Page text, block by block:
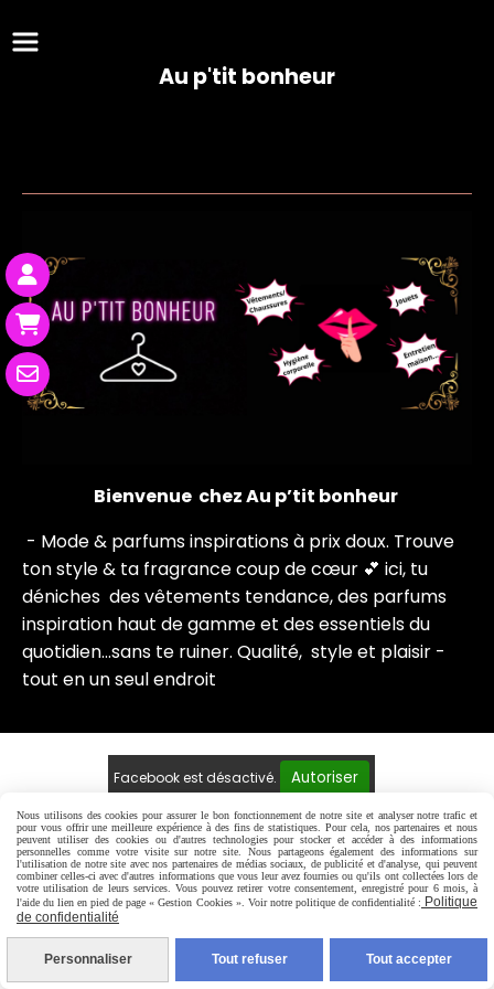
Au p'tit bonheur
Bienvenue chez Au p’tit bonheur
- Mode & parfums inspirations à prix doux. Trouve
ton style & ta fragrance coup de cœur 💕 ici, tu
déniches des vêtements tendance, des parfums
inspiration haut de gamme et des essentiels du
quotidien...sans te ruiner. Qualité, style et plaisir -
tout en un seul endroit
Facebook est désactivé. Autoriser
Mentions Légales
Conditions générales de vente
Politique de confidentialité
Gestion cookies
Mon Compte
Créer un site e-commerce
Nous utilisons des cookies pour assurer le bon fonctionnement de notre site et analyser notre trafic et
pour vous offrir une meilleure expérience à des fins de statistiques. Pour cela, nos partenaires et nous
peuvent utiliser des cookies ou d'autres technologies pour stocker et accéder à des informations
personnelles comme votre visite sur notre site. Nous partageons également des informations sur
l'utilisation de notre site avec nos partenaires de médias sociaux, de publicité et d'analyse, qui peuvent
combiner celles-ci avec d'autres informations que vous leur avez fournies ou qu'ils ont collectées lors de
votre utilisation de leurs services. Vous pouvez retirer votre consentement, enregistré pour 6 mois, à
l'aide du lien en pied de page « Gestion Cookies ». Voir notre politique de confidentialité : Politique
de confidentialité
Personnaliser Tout refuser Tout accepter